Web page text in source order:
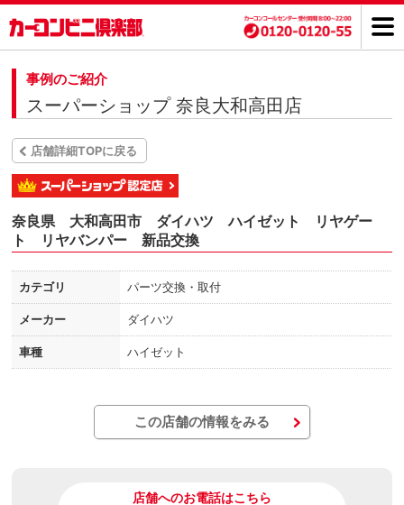
事例のご紹介
スーパーショップ 奈良大和高田店
店舗詳細TOPに戻る
奈良県 大和高田市 ダイハツ ハイゼット リヤゲー
ト リヤバンパー 新品交換
カテゴリ パーツ交換・取付
メーカー ダイハツ
車種 ハイゼット
この店舗の情報をみる
店舗へのお電話はこちら